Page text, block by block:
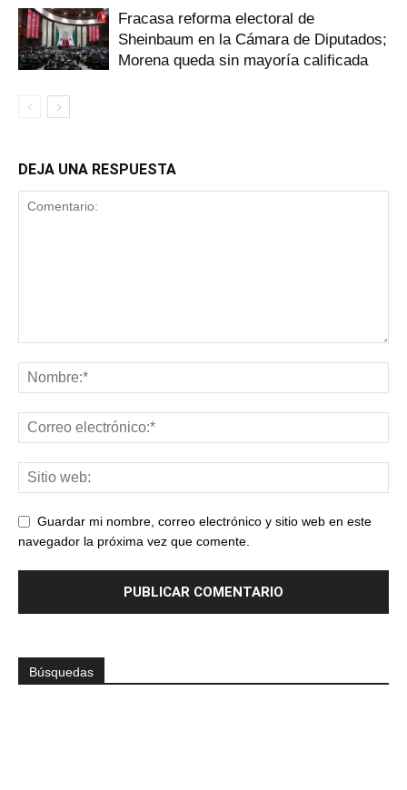
Fracasa reforma electoral de
Sheinbaum en la Cámara de Diputados;
Morena queda sin mayoría calificada
DEJA UNA RESPUESTA
Guardar mi nombre, correo electrónico y sitio web en este
navegador la próxima vez que comente.
Búsquedas